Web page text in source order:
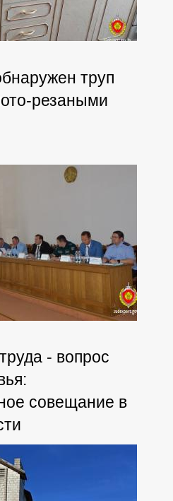
труп
резаными
- вопрос
совещание в